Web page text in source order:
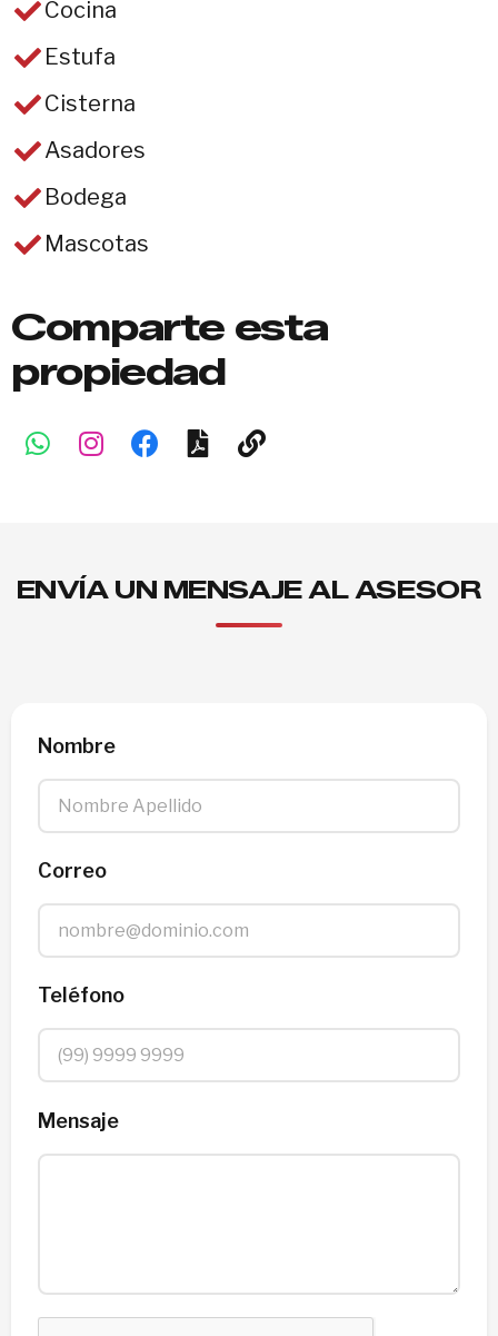
Cocina
Estufa
Cisterna
Asadores
Bodega
Mascotas
Comparte esta
propiedad
ENVÍA UN MENSAJE AL ASESOR
Nombre
Correo
Teléfono
Mensaje